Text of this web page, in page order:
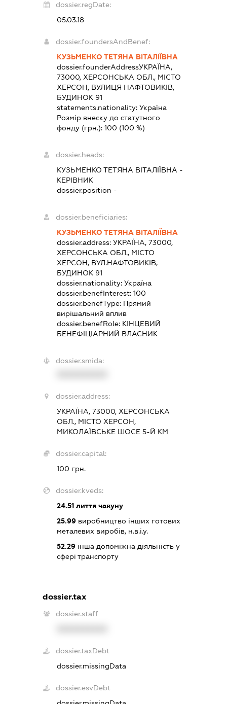
dossier.regDate:
05.03.18
dossier.foundersAndBenef:
КУЗЬМЕНКО ТЕТЯНА ВІТАЛІЇВНА
dossier.founderAddressУКРАЇНА,
73000, ХЕРСОНСЬКА ОБЛ., МІСТО
ХЕРСОН, ВУЛИЦЯ НАФТОВИКІВ,
БУДИНОК 91
statements.nationality:Україна
Розмір внеску до статутного
фонду (грн.):100 (100 %)
dossier.heads:
КУЗЬМЕНКО ТЕТЯНА ВІТАЛІЇВНА -
КЕРІВНИК
dossier.position -
dossier.beneficiaries:
КУЗЬМЕНКО ТЕТЯНА ВІТАЛІЇВНА
dossier.address:УКРАЇНА, 73000,
ХЕРСОНСЬКА ОБЛ., МІСТО
ХЕРСОН, ВУЛ.НАФТОВИКІВ,
БУДИНОК 91
dossier.nationality:Україна
dossier.benefInterest:100
dossier.benefType: Прямий
вирішальний вплив
dossier.benefRole: КІНЦЕВИЙ
БЕНЕФІЦІАРНИЙ ВЛАСНИК
dossier.smida:
dossier.address:
УКРАЇНА, 73000, ХЕРСОНСЬКА
ОБЛ., МІСТО ХЕРСОН,
МИКОЛАЇВСЬКЕ ШОСЕ 5-Й КМ
dossier.capital:
100 грн.
dossier.kveds:
24.51 лиття чавуну
25.99 виробництво інших готових
металевих виробів, н.в.і.у.
52.29 інша допоміжна діяльність у
сфері транспорту
dossier.tax
dossier.staff
dossier.taxDebt
dossier.missingData
dossier.esvDebt